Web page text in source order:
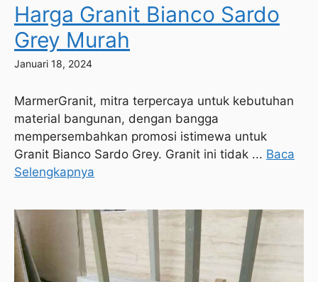
Harga Granit Bianco Sardo
Grey Murah
Januari 18, 2024
MarmerGranit, mitra terpercaya untuk kebutuhan
material bangunan, dengan bangga
mempersembahkan promosi istimewa untuk
Granit Bianco Sardo Grey. Granit ini tidak ... Baca
Selengkapnya